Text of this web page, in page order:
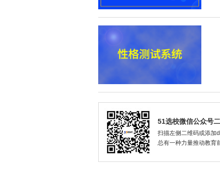
51选校微信公众号
扫描左侧二维码或添加
总有一种力量推动教育